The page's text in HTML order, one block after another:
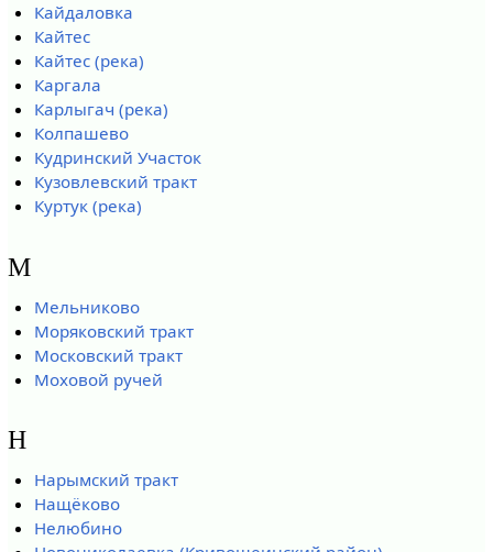
Кайдаловка
Кайтес
Кайтес (река)
Каргала
Карлыгач (река)
Колпашево
Кудринский Участок
Кузовлевский тракт
Куртук (река)
М
Мельниково
Моряковский тракт
Московский тракт
Моховой ручей
Н
Нарымский тракт
Нащёково
Нелюбино